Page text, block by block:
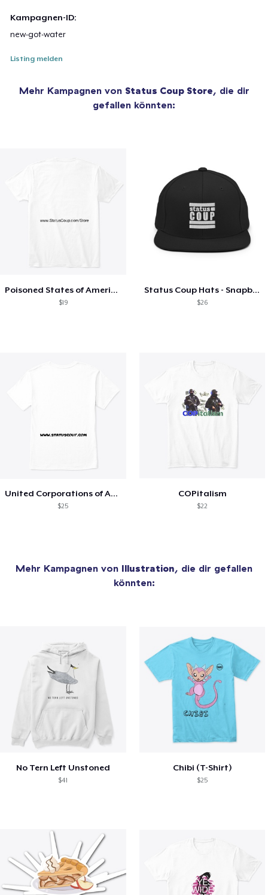
Kampagnen-ID:
new-got-water
Listing melden
Mehr Kampagnen von Status Coup Store, die dir
gefallen könnten:
Poisoned States of America
$19
Status Coup Hats - Snapback
$26
United Corporations of America
$25
COPitalism
$22
Mehr Kampagnen von Illustration, die dir gefallen
könnten:
No Tern Left Unstoned
$41
Chibi (T-Shirt)
$25